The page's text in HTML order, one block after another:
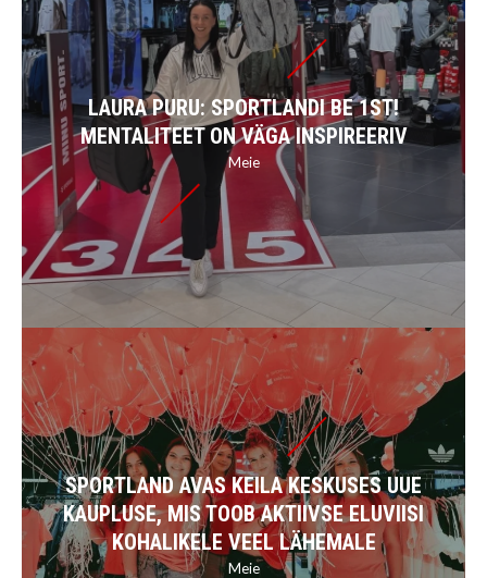
LAURA PURU: SPORTLANDI BE 1ST!
MENTALITEET ON VÄGA INSPIREERIV
Meie
SPORTLAND AVAS KEILA KESKUSES UUE
KAUPLUSE, MIS TOOB AKTIIVSE ELUVIISI
KOHALIKELE VEEL LÄHEMALE
Meie